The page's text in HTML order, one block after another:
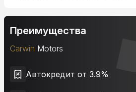
Преимущества
Carwin Motors
Автокредит от 3.9%